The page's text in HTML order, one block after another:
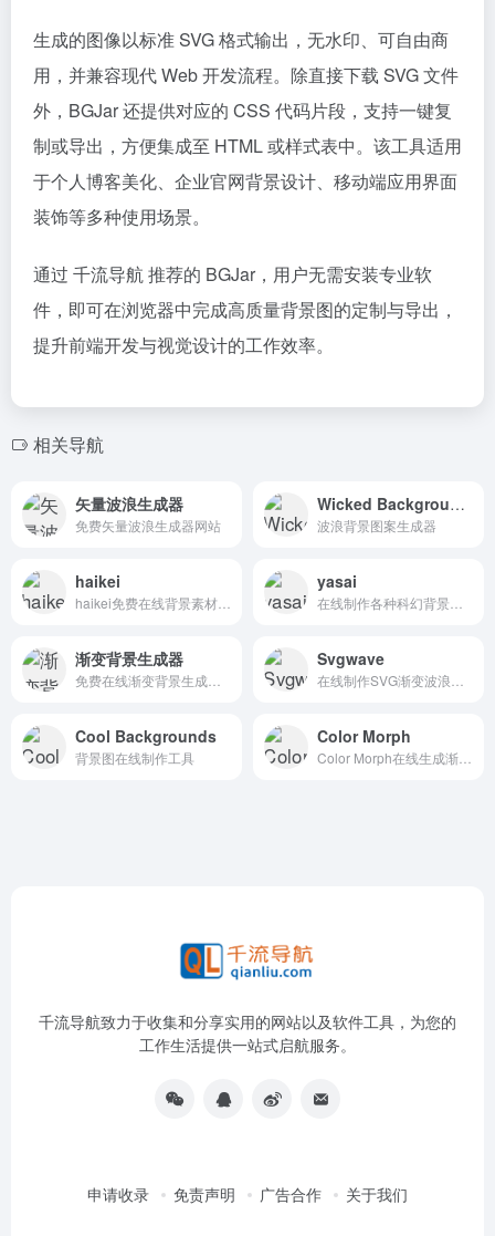
生成的图像以标准 SVG 格式输出，无水印、可自由商
用，并兼容现代 Web 开发流程。除直接下载 SVG 文件
外，BGJar 还提供对应的 CSS 代码片段，支持一键复
制或导出，方便集成至 HTML 或样式表中。该工具适用
于个人博客美化、企业官网背景设计、移动端应用界面
装饰等多种使用场景。
通过 千流导航 推荐的 BGJar，用户无需安装专业软
件，即可在浏览器中完成高质量背景图的定制与导出，
提升前端开发与视觉设计的工作效率。
相关导航
矢量波浪生成器
免费矢量波浪生成器网站
Wicked Backgrounds
波浪背景图案生成器
haikei yasai
渐变背景生成器 Svgwave
Cool Backgrounds
背景图在线制作工具
Color Morph
千流导航致力于收集和分享实用的网站以及软件工具，为您的
工作生活提供一站式启航服务。
申请收录 免责声明 广告合作 关于我们